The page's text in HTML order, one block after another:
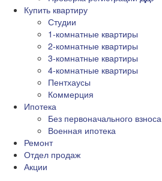
Купить квартиру
Студии
1-комнатные квартиры
2-комнатные квартиры
3-комнатные квартиры
4-комнатные квартиры
Пентхаусы
Коммерция
Ипотека
Без первоначального взноса
Военная ипотека
Ремонт
Отдел продаж
Акции